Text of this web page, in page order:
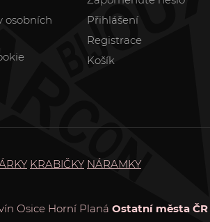
osobních
Přihlášení
Registrace
Košík
KRABIČKY NÁRAMKY
Osice Horní Planá Ostatní města ČR